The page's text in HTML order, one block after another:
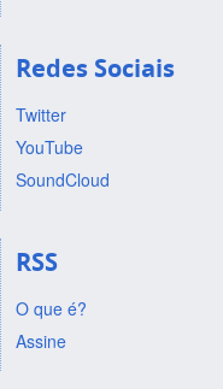
Redes Sociais
Twitter
YouTube
SoundCloud
RSS
O que é?
Assine